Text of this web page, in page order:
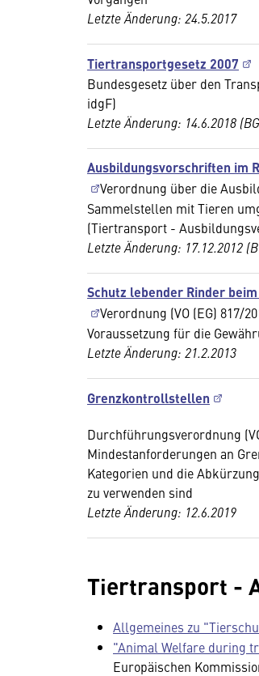
Letzte Änderung: 24.5.2017
Tiertransportgesetz 2007
Bundesgesetz über den
idgF)
Letzte Änderung: 14.6.2018
Ausbildungsvorschriften im
Verordnung über die
Sammelstellen mit Tieren
(Tiertransport -
Letzte Änderung: 17.12.2012
Schutz lebender Rinder
Verordnung (VO (EG) 817/
Voraussetzung für die
Letzte Änderung: 21.2.2013
Grenzkontrollstellen
Durchführungsverordnung
Mindestanforderungen an
Kategorien und die
zu verwenden sind
Letzte Änderung: 12.6.2019
Tiertransport -
Allgemeines zu
"Animal Welfare during
Europäischen